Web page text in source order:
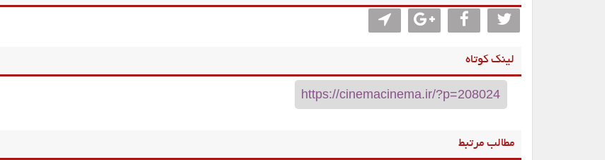
لینک کوتاه
مطالب مرتبط